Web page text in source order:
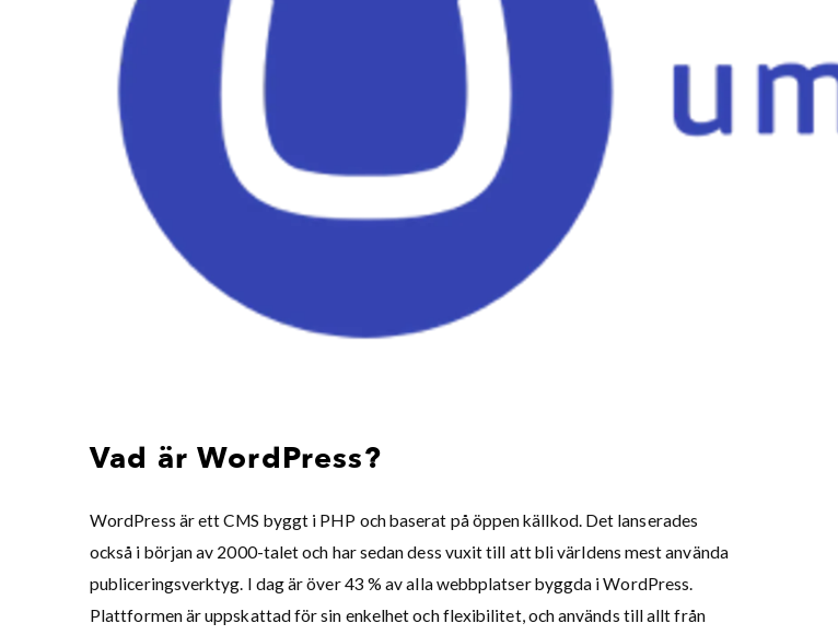
Vad är WordPress?
WordPress är ett CMS byggt i PHP och baserat på öppen källkod. Det lanserades
också i början av 2000-talet och har sedan dess vuxit till att bli världens mest använda
publiceringsverktyg. I dag är över 43 % av alla webbplatser byggda i WordPress.
Plattformen är uppskattad för sin enkelhet och flexibilitet, och används till allt från